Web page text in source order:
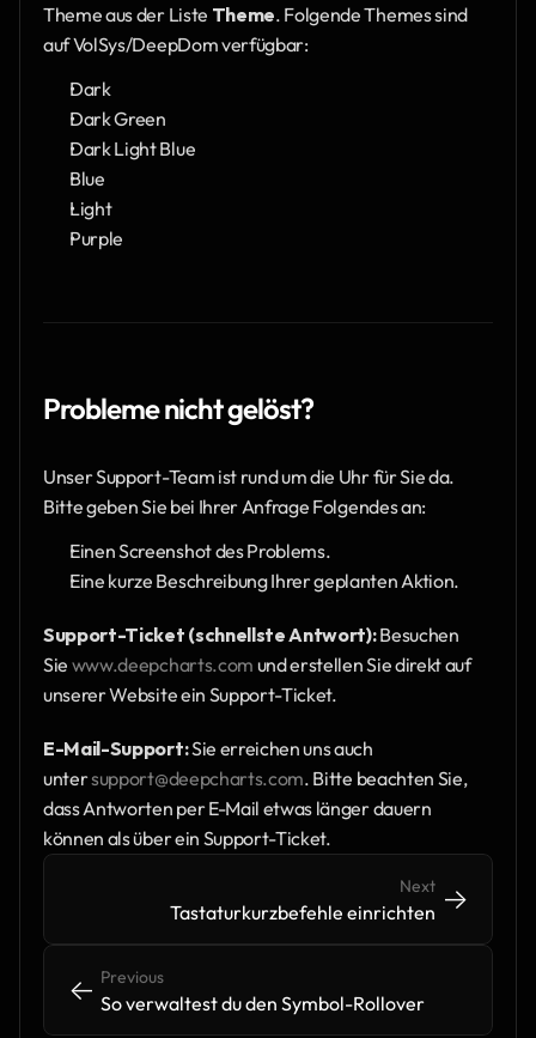
Theme aus der Liste Theme. Folgende Themes sind
auf VolSys/DeepDom verfügbar:
Dark
Dark Green
Dark Light Blue
Blue
Light
Purple
Probleme nicht gelöst?
Unser Support-Team ist rund um die Uhr für Sie da.
Bitte geben Sie bei Ihrer Anfrage Folgendes an:
Einen Screenshot des Problems.
Eine kurze Beschreibung Ihrer geplanten Aktion.
Support-Ticket (schnellste Antwort): Besuchen
Sie www.deepcharts.com und erstellen Sie direkt auf
unserer Website ein Support-Ticket.
E-Mail-Support: Sie erreichen uns auch
unter support@deepcharts.com. Bitte beachten Sie,
dass Antworten per E-Mail etwas länger dauern
können als über ein Support-Ticket.
<- <-
Previous
So verwaltest du den Symbol-Rollover
Next
Tastaturkurzbefehle einrichten
-> ->